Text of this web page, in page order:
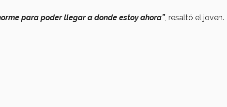
para poder llegar a donde estoy ahora”, resaltó el joven.